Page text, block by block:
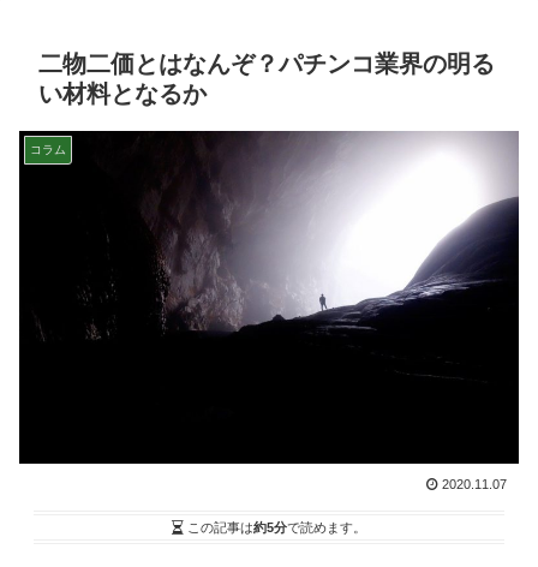
二物二価とはなんぞ？パチンコ業界の明る
い材料となるか
コラム
2020.11.07
この記事は約5分で読めます。